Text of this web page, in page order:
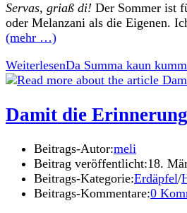
Servas, griaß di! Der Sommer ist
oder Melanzani als die Eigenen.
(mehr …)
WeiterlesenDa Summa kaun
Damit die
Beitrags-Autor:meli
Beitrag veröffentlicht:18.
Beitrags-Kategorie:Erdäpfel/
Beitrags-Kommentare:0